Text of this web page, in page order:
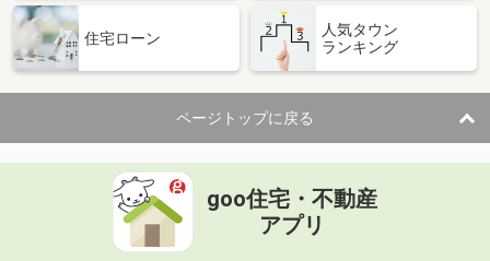
住宅ローン
人気タウン
ランキング
ページトップに戻る
goo住宅・不動産
アプリ